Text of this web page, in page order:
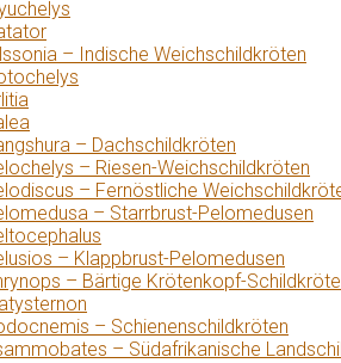
– Indische Weichschildkröten
– Dachschildkröten
– Riesen-Weichschildkröten
– Fernöstliche
– Starrbrust-Pelomedusen
– Klappbrust-Pelomedusen
– Bärtige Krötenkopf-
– Schienenschildkröten
– Südafrikanische